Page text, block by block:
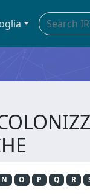
N O P Q R